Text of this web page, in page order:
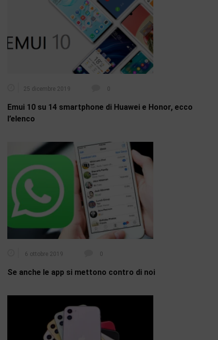
25 dicembre 2019 0
Emui 10 su 14 smartphone di Huawei e Honor, ecco
l’elenco
6 ottobre 2019 0
Se anche le app si mettono contro di noi